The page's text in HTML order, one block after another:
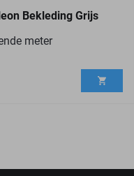
Bekleding Grijs
meter